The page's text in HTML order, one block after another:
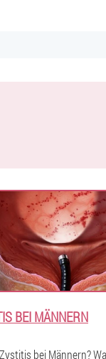
BEI MÄNNERN
bei Männern?